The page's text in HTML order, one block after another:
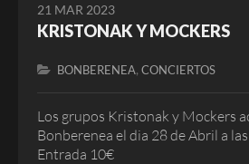
21 MAR 2023
KRISTONAK Y MOCKERS
BONBERENEA, CONCIERTOS
Los grupos Kristonak y Mockers
Bonberenea el dia 28 de Abril a
Entrada 10€